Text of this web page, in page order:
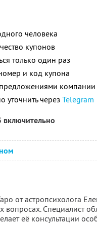
человека
купонов
только один раз
и код купона
компании
через Telegram
включительно
от астропсихолога
Специалист
её консультации